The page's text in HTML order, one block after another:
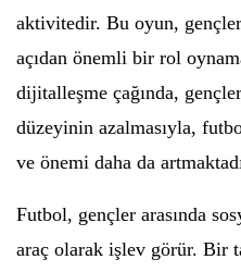
aktivitedir. Bu oyun,
açıdan önemli bir rol
dijitalleşme çağında,
düzeyinin azalmasıyla,
ve önemi daha da
Futbol, gençler arasında
araç olarak işlev görür. Bir